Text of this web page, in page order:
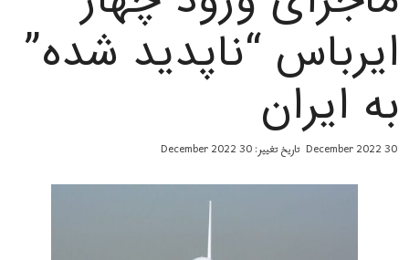
ایرباس “ناپدید شده”
بە ایران
30 December 2022 تاریخ تغییر: 30 December 2022